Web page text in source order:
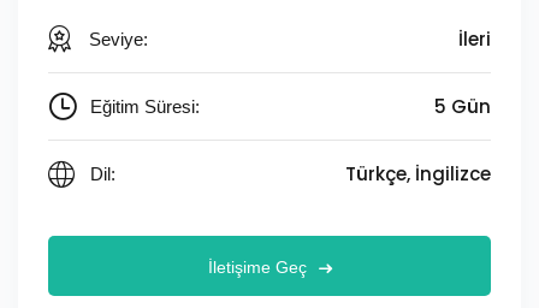
Seviye: İleri
Eğitim Süresi: 5 Gün
Dil: Türkçe, İngilizce
İletişime Geç